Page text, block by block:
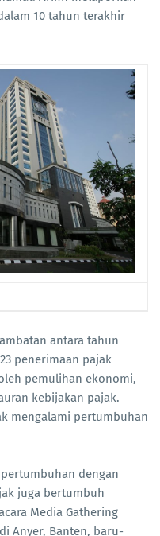
10 tahun terakhir
antara tahun
penerimaan pajak
pemulihan ekonomi,
kebijakan pajak.
mengalami pertumbuhan
dengan
juga bertumbuh
Media Gathering
Anyer, Banten, baru-